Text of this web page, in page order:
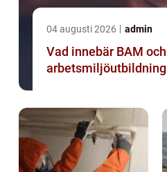
04 augusti 2026 admin
Vad innebär BAM